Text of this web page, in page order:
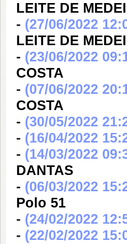
LEITE DE
- (27/06/2022
LEITE DE
- (23/06/2022
COSTA
- (07/06/2022
COSTA
- (30/05/2022
- (16/04/2022
- (14/03/2022
DANTAS
- (06/03/2022
Polo 51
- (24/02/2022
- (22/02/2022